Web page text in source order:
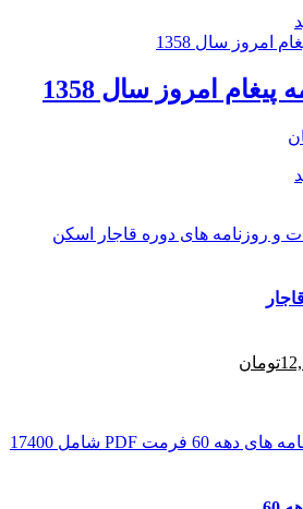
پیغام امروز سال 1358
تومان